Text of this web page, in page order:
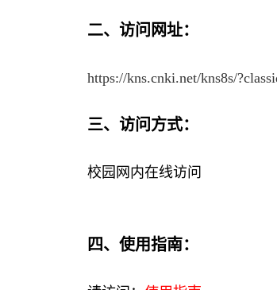
二、访问网址：
https://kns.cnki.net/kns8s/
三、访问方式：
校园网内在线访问
四、使用指南：